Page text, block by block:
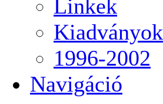
Linkek
Kiadványok
1996-2002
Navigáció